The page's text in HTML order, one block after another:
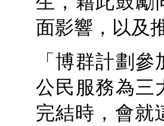
面影響，以及
「博群計劃
公民服務為三
完結時，會就